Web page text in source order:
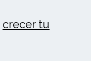
crecer tu